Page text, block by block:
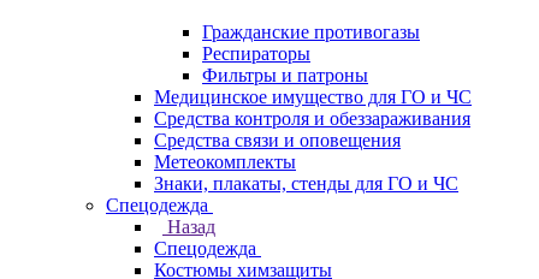
Гражданские противогазы
Респираторы
Фильтры и патроны
Медицинское имущество для ГО и ЧС
Средства контроля и обеззараживания
Средства связи и оповещения
Метеокомплекты
Знаки, плакаты, стенды для ГО и ЧС
Спецодежда
Назад
Спецодежда
Костюмы химзащиты